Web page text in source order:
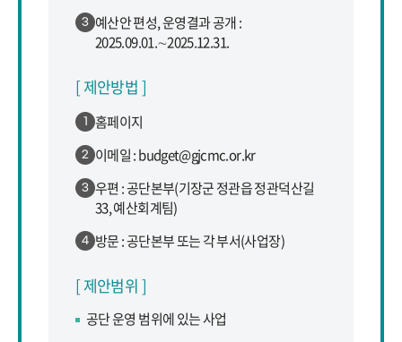
3 예산안 편성, 운영결과 공개 :
2025.09.01.∼2025.12.31.
[ 제안방법 ]
1 홈페이지
2 이메일 : budget@gjcmc.or.kr
3 우편 : 공단본부(기장군 정관읍 정관덕산길
33, 예산회계팀)
4 방문 : 공단본부 또는 각 부서(사업장)
[ 제안범위 ]
공단 운영 범위에 있는 사업